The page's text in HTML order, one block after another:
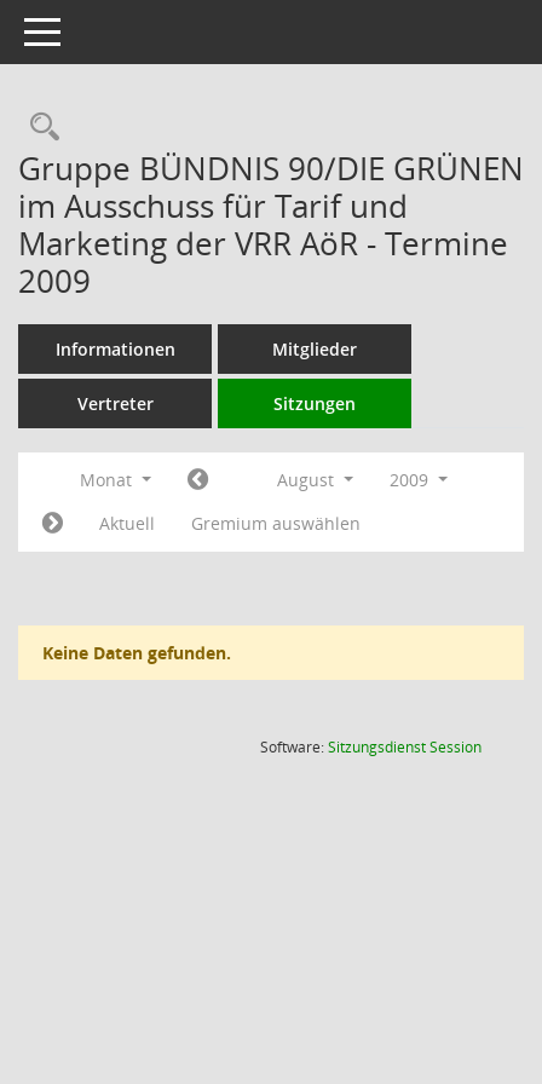
Toggle navigation
Rechercheauswahl
Gruppe BÜNDNIS 90/DIE GRÜNEN
im Ausschuss für Tarif und
Marketing der VRR AöR - Termine
2009
Informationen Mitglieder
Vertreter Sitzungen
Monat August
2009
Aktuell
Gremium auswählen
Keine Daten gefunden.
Software:SitzungsdienstSession(Wird in